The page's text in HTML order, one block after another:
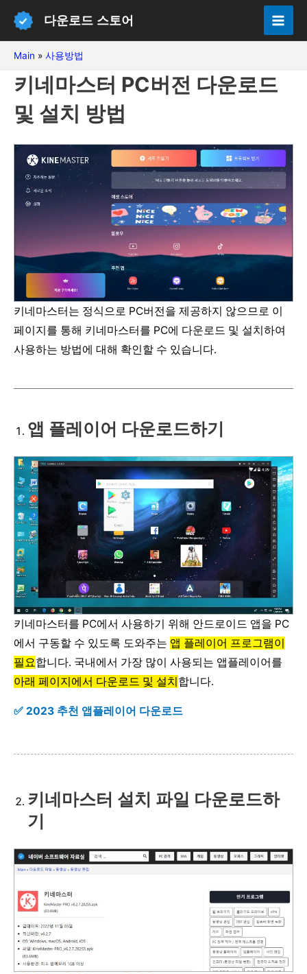
다운로드 스토어
Main » 사용방법
키네마스터 PC버전 다운로드
및 설치 방법
키네마스터는 정식으로 PC버전을 제공하지 않으므로 이
페이지를 통해 키네마스터를 PC에 다운로드 및 설치하여
사용하는 방법에 대해 확인할 수 있습니다.
앱 플레이어 다운로드하기
키네마스터를 PC에서 사용하기 위해 안드로이드 앱을 PC
에서 구동할 수 있도록 도와주는 앱 플레이어 프로그램이
필요합니다. 국내에서 가장 많이 사용되는 앱플레이어를
아래 페이지에서 다운로드 및 설치합니다.
✅ 2023 추천 앱플레이어 다운로드
키네마스터 설치 파일 다운로드하
기